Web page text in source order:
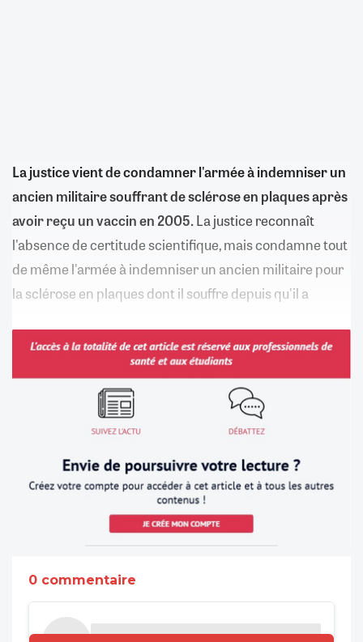
La justice vient de condamner l'armée à indemniser un
ancien militaire souffrant de sclérose en plaques après
avoir reçu un vaccin en 2005.La justice reconnaît
l'absence de certitude scientifique, mais condamne tout
de même l'armée à indemniser un ancien militaire pour
la sclérose en plaques dont il souffre depuis qu'il a
0 commentaire